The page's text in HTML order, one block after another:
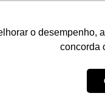
o
concorda